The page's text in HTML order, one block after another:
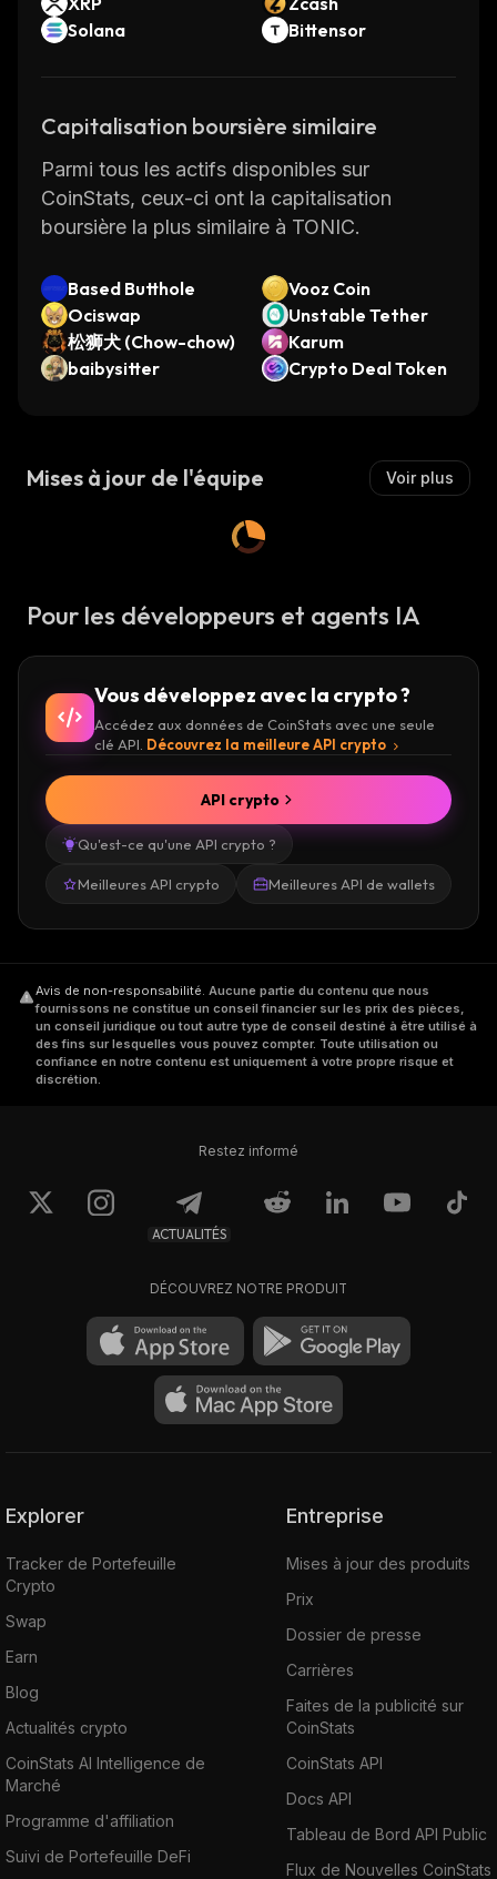
Solana
Bittensor
Capitalisation boursière similaire
Parmi tous les actifs disponibles sur
CoinStats, ceux-ci ont la capitalisation
boursière la plus similaire à TONIC.
Based Butthole
Vooz Coin
Ociswap
Unstable Tether
松狮犬 (Chow-chow)
Karum
baibysitter
Crypto Deal Token
Mises à jour de l'équipe Voir plus
Pour les développeurs et agents IA
Vous développez avec la crypto ?
Accédez aux données de CoinStats avec une seule
clé API. Découvrez la meilleure API crypto
Qu'est-ce qu'une API crypto ?
Meilleures API crypto Meilleures API de wallets
API crypto
Avis de non-responsabilité. Aucune partie du contenu que nous
fournissons ne constitue un conseil financier sur les prix des pièces,
un conseil juridique ou tout autre type de conseil destiné à être utilisé à
des fins sur lesquelles vous pouvez compter. Toute utilisation ou
confiance en notre contenu est uniquement à votre propre risque et
discrétion.
Restez informé
ACTUALITÉS
DÉCOUVREZ NOTRE PRODUIT
Explorer
Tracker de Portefeuille
Crypto
Swap
Earn
Blog
Actualités crypto
CoinStats AI Intelligence de
Marché
Programme d'affiliation
Suivi de Portefeuille DeFi
Entreprise
Mises à jour des produits
Prix
Dossier de presse
Carrières
Faites de la publicité sur
CoinStats
CoinStats API
Docs API
Tableau de Bord API Public
Flux de Nouvelles CoinStats